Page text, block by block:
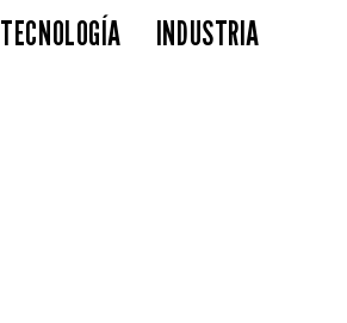
TECNOLOGÍA INDUSTRIA